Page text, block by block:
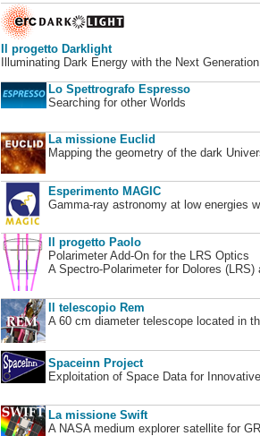
Il progetto Darklight
Illuminating Dark Energy with the Next
Lo Spettrografo Espresso
Searching for other Worlds
La missione Euclid
Mapping the geometry of the dark
Esperimento MAGIC
Gamma-ray astronomy at low energies
Il progetto Paolo
Polarimeter Add-On for the LRS Optics
A Spectro-Polarimeter for Dolores (LRS)
Il telescopio Rem
A 60 cm diameter telescope located in
Spaceinn Project
Exploitation of Space Data for
La missione Swift
A NASA medium explorer satellite for